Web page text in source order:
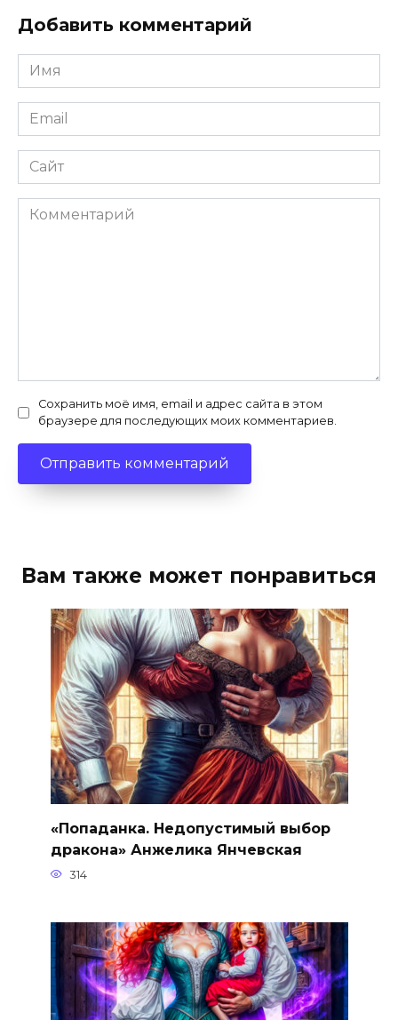
Добавить комментарий
Имя
*
Email
*
Сайт
Комментарий
Сохранить моё имя, email и адрес сайта в этом
браузере для последующих моих комментариев.
Вам также может понравиться
«Попаданка. Недопустимый выбор
дракона» Анжелика Янчевская
314